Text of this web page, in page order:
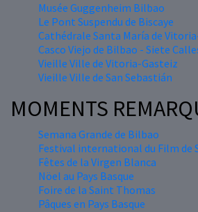
Musée Guggenheim Bilbao
Le Pont Suspendu de Biscaye
Cathédrale Santa María de
Casco Viejo de Bilbao - Siete
Vieille Ville de Vitoria-Gasteiz
Vieille Ville de San Sebastián
MOMENTS
Semana Grande de Bilbao
Festival international du Film de
Fêtes de la Virgen Blanca
Nöel au Pays Basque
Foire de la Saint Thomas
Pâques en Pays Basque